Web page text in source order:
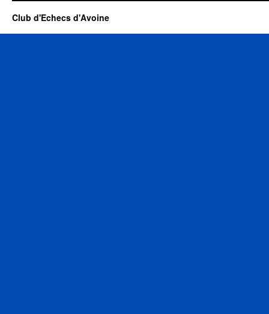
Club d'Echecs d'Avoine